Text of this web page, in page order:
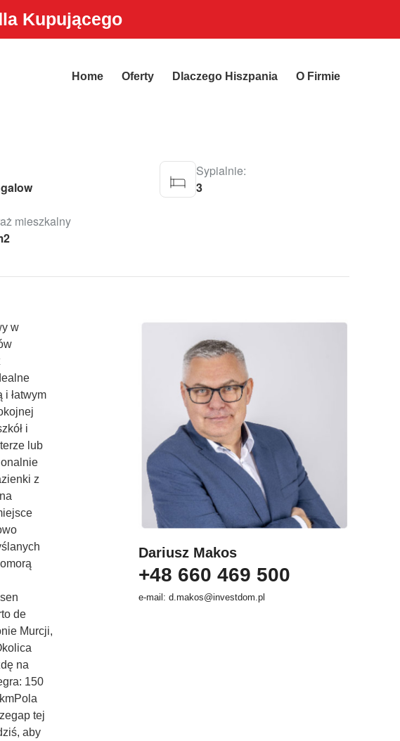
Kupującego
Home Oferty Dlaczego Hiszpania O Firmie
Sypialnie:
3
mieszkalny
w
łatwym
i
lub
z
de
Murcji,
na
150
tej
aby
Dariusz Makos
+48 660 469 500
e-mail: d.makos@investdom.pl